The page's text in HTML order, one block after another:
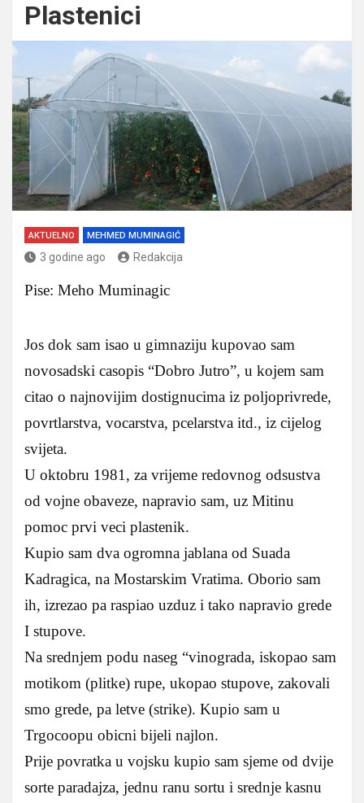
Plastenici
AKTUELNO MEHMED MUMINAGIĆ
3 godine ago Redakcija
Pise: Meho Muminagic
Jos dok sam isao u gimnaziju kupovao sam
novosadski casopis “Dobro Jutro”, u kojem sam
citao o najnovijim dostignucima iz poljoprivrede,
povrtlarstva, vocarstva, pcelarstva itd., iz cijelog
svijeta.
U oktobru 1981, za vrijeme redovnog odsustva
od vojne obaveze, napravio sam, uz Mitinu
pomoc prvi veci plastenik.
Kupio sam dva ogromna jablana od Suada
Kadragica, na Mostarskim Vratima. Oborio sam
ih, izrezao pa raspiao uzduz i tako napravio grede
I stupove.
Na srednjem podu naseg “vinograda, iskopao sam
motikom (plitke) rupe, ukopao stupove, zakovali
smo grede, pa letve (strike). Kupio sam u
Trgocoopu obicni bijeli najlon.
Prije povratka u vojsku kupio sam sjeme od dvije
sorte paradajza, jednu ranu sortu i srednje kasnu